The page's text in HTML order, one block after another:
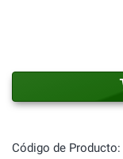
Código de Producto: